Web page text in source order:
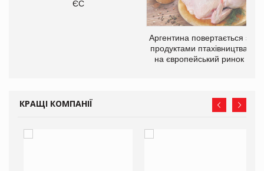
ЄС
Аргентина повертається з
продуктами птахівництва
на європейський ринок
КРАЩІ КОМПАНІЇ